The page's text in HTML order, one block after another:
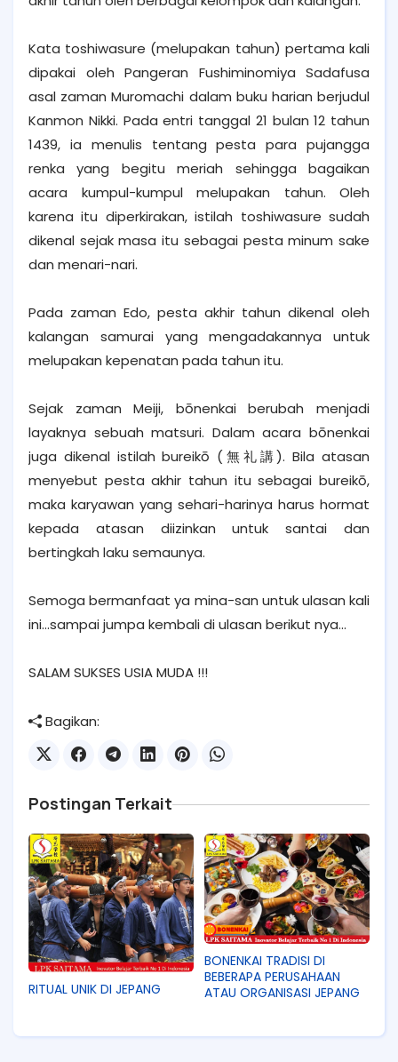
Kata toshiwasure (melupakan tahun) pertama kali
dipakai oleh Pangeran Fushiminomiya Sadafusa
asal zaman Muromachi dalam buku harian berjudul
Kanmon Nikki. Pada entri tanggal 21 bulan 12 tahun
1439, ia menulis tentang pesta para pujangga
renka yang begitu meriah sehingga bagaikan
acara kumpul-kumpul melupakan tahun. Oleh
karena itu diperkirakan, istilah toshiwasure sudah
dikenal sejak masa itu sebagai pesta minum sake
dan menari-nari.
Pada zaman Edo, pesta akhir tahun dikenal oleh
kalangan samurai yang mengadakannya untuk
melupakan kepenatan pada tahun itu.
Sejak zaman Meiji, bōnenkai berubah menjadi
layaknya sebuah matsuri. Dalam acara bōnenkai
juga dikenal istilah bureikō (無礼講). Bila atasan
menyebut pesta akhir tahun itu sebagai bureikō,
maka karyawan yang sehari-harinya harus hormat
kepada atasan diizinkan untuk santai dan
bertingkah laku semaunya.
Semoga bermanfaat ya mina-san untuk ulasan kali
ini...sampai jumpa kembali di ulasan berikut nya...
SALAM SUKSES USIA MUDA !!!
Bagikan:
Postingan Terkait
RITUAL UNIK DI JEPANG
BONENKAI TRADISI DI
BEBERAPA PERUSAHAAN
ATAU ORGANISASI JEPANG